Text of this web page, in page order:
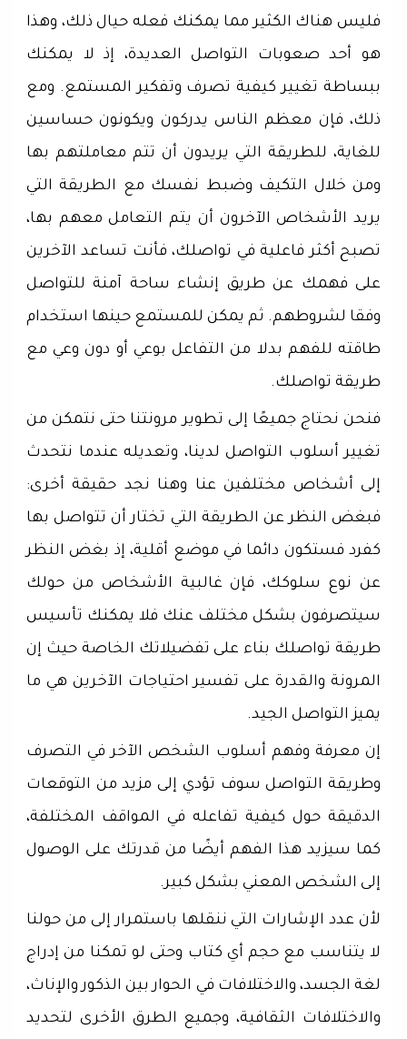
فليس هناك الكثير مما يمكنك فعله حيال ذلك، وهذا
هو أحد صعوبات التواصل العديدة، إذ لا يمكنك
ببساطة تغيير كيفية تصرف وتفكير المستمع. ومع
ذلك، فإن معظم الناس يدركون ويكونون حساسين
للغاية، للطريقة التي يريدون أن تتم معاملتهم بها
ومن خلال التكيف وضبط نفسك مع الطريقة التي
يريد الأشخاص الآخرون أن يتم التعامل معهم بها،
تصبح أكثر فاعلية في تواصلك، فأنت تساعد الآخرين
على فهمك عن طريق إنشاء ساحة آمنة للتواصل
وفقا لشروطهم. ثم يمكن للمستمع حينها استخدام
طاقته للفهم بدلا من التفاعل بوعي أو دون وعي مع
طريقة تواصلك.
فنحن نحتاج جميعًا إلى تطوير مرونتنا حتى نتمكن من
تغيير أسلوب التواصل لدينا، وتعديله عندما نتحدث
إلى أشخاص مختلفين عنا وهنا نجد حقيقة أخرى:
فبغض النظر عن الطريقة التي تختار أن تتواصل بها
كفرد فستكون دائما في موضع أقلية، إذ بغض النظر
عن نوع سلوكك، فإن غالبية الأشخاص من حولك
سيتصرفون بشكل مختلف عنك فلا يمكنك تأسيس
طريقة تواصلك بناء على تفضيلاتك الخاصة حيث إن
المرونة والقدرة على تفسير احتياجات الآخرين هي ما
يميز التواصل الجيد.
إن معرفة وفهم أسلوب الشخص الآخر في التصرف
وطريقة التواصل سوف تؤدي إلى مزيد من التوقعات
الدقيقة حول كيفية تفاعله في المواقف المختلفة،
كما سيزيد هذا الفهم أيضًا من قدرتك على الوصول
إلى الشخص المعني بشكل كبير.
لأن عدد الإشارات التي ننقلها باستمرار إلى من حولنا
لا يتناسب مع حجم أي كتاب وحتى لو تمكنا من إدراج
لغة الجسد، والاختلافات في الحوار بين الذكور والإناث،
والاختلافات الثقافية، وجميع الطرق الأخرى لتحديد